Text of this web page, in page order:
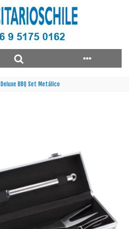
Deluxe BBQ Set Metálico